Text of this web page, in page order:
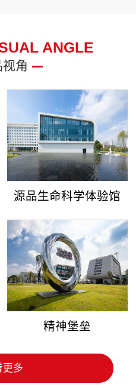
ANGLE
角
源品生命科学体验馆
精神堡垒
更多